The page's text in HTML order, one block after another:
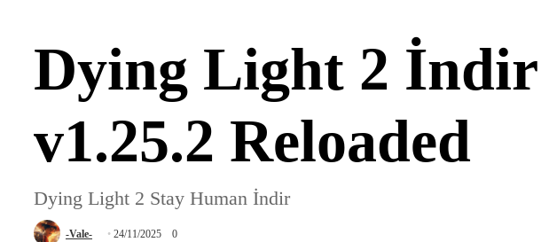
Dying Light 2
v1.25.2 Reloaded
Dying Light 2 Stay Human İndir
-Vale- 24/11/2025 0